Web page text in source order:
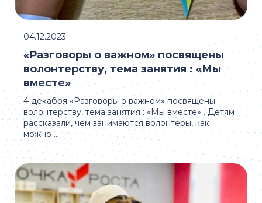
4 декабря «Разговоры о важном» посвящены
волонтерству, тема занятия : «Мы вместе» . Детям
рассказали, чем занимаются волонтеры, как
можно ...
«Разговоры о важном» посвящены
волонтерству, тема занятия : «Мы
вместе»
04.12.2023